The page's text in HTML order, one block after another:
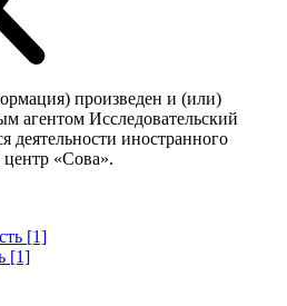
произведен и (или)
агентом Исследовательский
деятельности иностранного
центр «Сова».
[1]
[1]